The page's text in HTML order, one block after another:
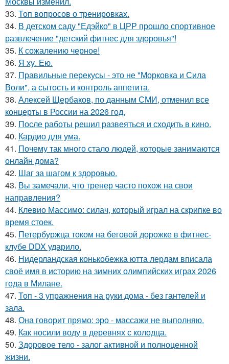
33. Топ вопросов о тренировках.
34. В детском саду "Едэйко" в ЦРР прошло спортивное
развлечение "детский фитнес для здоровья"!
35. К сожалению черное!
36. Я ху. Ею.
37. Правильные перекусы - это не "Морковка и Сила
Воли", а сытость и контроль аппетита.
38. Алексей Щербаков, по данным СМИ, отменил все
концерты в России на 2026 год.
39. После работы решил развеяться и сходить в кино.
40. Кардио для ума.
41. Почему так много стало людей, которые занимаются
онлайн дома?
42. Шаг за шагом к здоровью.
43. Вы замечали, что тренер часто похож на свои
направления?
44. Клевио Массимо: силач, который играл на скрипке во
время стоек.
45. Петербуржца током на беговой дорожке в фитнес-
клубе DDX ударило.
46. Нидерландская конькобежка ютта лердам вписала
своё имя в историю на зимних олимпийских играх 2026
года в Милане.
47. Топ - 3 упражнения на руки дома - без гантелей и
зала.
48. Она говорит прямо: эро - массажи не выполняю.
49. Как носили воду в деревнях с колодца.
50. Здоровое тело - залог активной и полноценной
жизни.